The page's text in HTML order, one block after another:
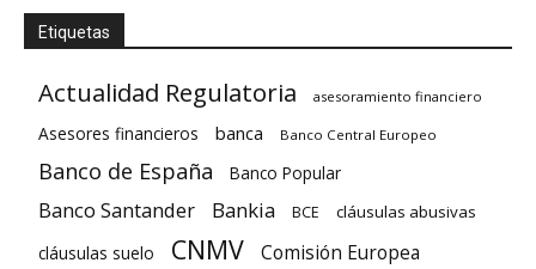
Etiquetas
Actualidad Regulatoria asesoramiento financiero
Asesores financieros banca Banco Central Europeo
Banco de España Banco Popular
Banco Santander Bankia BCE cláusulas abusivas
cláusulas suelo CNMV Comisión Europea